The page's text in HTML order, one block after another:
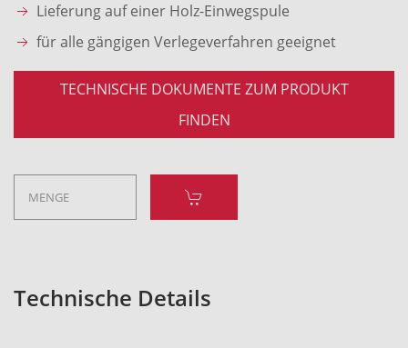
Lieferung auf einer Holz-Einwegspule
für alle gängigen Verlegeverfahren geeignet
TECHNISCHE DOKUMENTE ZUM PRODUKT
FINDEN
Technische Details